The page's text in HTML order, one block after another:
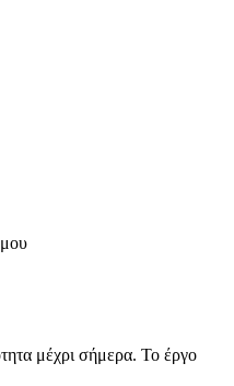
μέχρι σήμερα. Το έργο